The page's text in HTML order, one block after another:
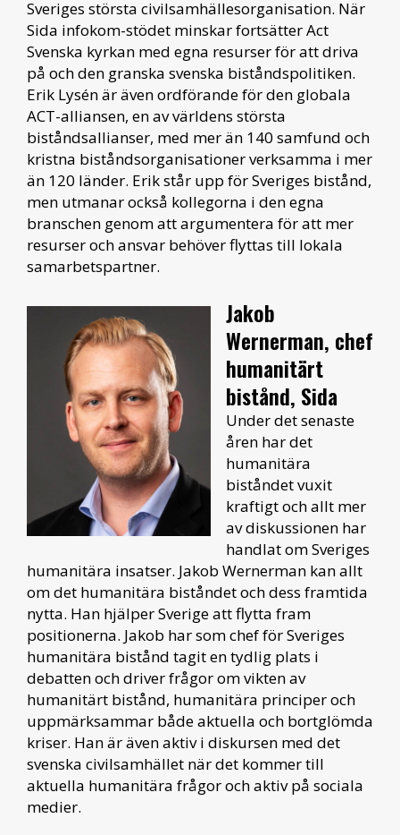
Sveriges största civilsamhällesorganisation. När
Sida infokom-stödet minskar fortsätter Act
Svenska kyrkan med egna resurser för att driva
på och den granska svenska biståndspolitiken.
Erik Lysén är även ordförande för den globala
ACT-alliansen, en av världens största
biståndsallianser, med mer än 140 samfund och
kristna biståndsorganisationer verksamma i mer
än 120 länder. Erik står upp för Sveriges bistånd,
men utmanar också kollegorna i den egna
branschen genom att argumentera för att mer
resurser och ansvar behöver flyttas till lokala
samarbetspartner.
Jakob
Wernerman, chef
humanitärt
bistånd, Sida
Under det senaste
åren har det
humanitära
biståndet vuxit
kraftigt och allt mer
av diskussionen har
handlat om Sveriges
humanitära insatser. Jakob Wernerman kan allt
om det humanitära biståndet och dess framtida
nytta. Han hjälper Sverige att flytta fram
positionerna. Jakob har som chef för Sveriges
humanitära bistånd tagit en tydlig plats i
debatten och driver frågor om vikten av
humanitärt bistånd, humanitära principer och
uppmärksammar både aktuella och bortglömda
kriser. Han är även aktiv i diskursen med det
svenska civilsamhället när det kommer till
aktuella humanitära frågor och aktiv på sociala
medier.